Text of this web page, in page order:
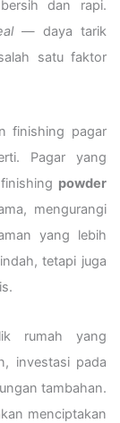
dan rapi.
— daya tarik
satu faktor
finishing pagar
Pagar yang
powder
mengurangi
yang lebih
tetapi juga
rumah yang
investasi pada
tambahan.
menciptakan